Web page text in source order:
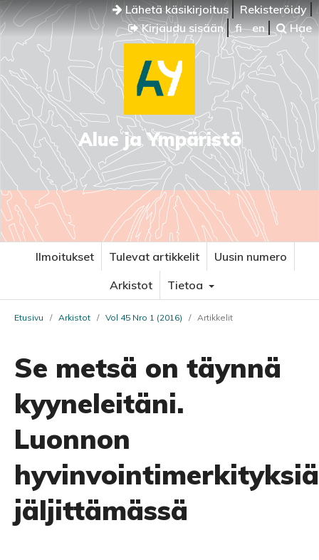
Lähetä käsikirjoitus
Rekisteröidy
Kirjaudu sisään
fi en Hae
Alue ja Ympäristö
Ilmoitukset Tulevat artikkelit
Uusin numero
Arkistot
Tietoa
Etusivu / Arkistot / Vol 45 Nro 1 (2016) / Artikkelit
Se metsä on täynnä
kyyneleitäni.
Luonnon
hyvinvointimerkityksiä
jäljittämässä